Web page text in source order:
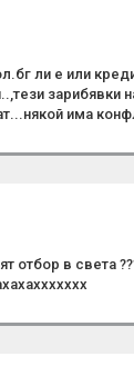
ли е или
зарибявки
има
отбор в света